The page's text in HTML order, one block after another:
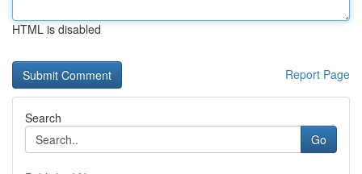
HTML is disabled
Report Page
Search
Go